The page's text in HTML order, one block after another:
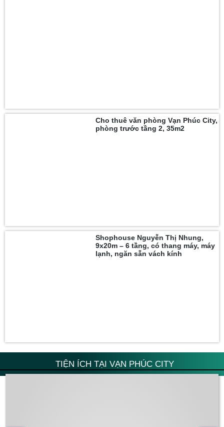
Cho thuê văn phòng Vạn Phúc City,
phòng trước tầng 2, 35m2
Shophouse Nguyễn Thị Nhung,
9x20m – 6 tầng, có thang máy, máy
lạnh, ngăn sẵn vách kính
TIỆN ÍCH TẠI VẠN PHÚC CITY